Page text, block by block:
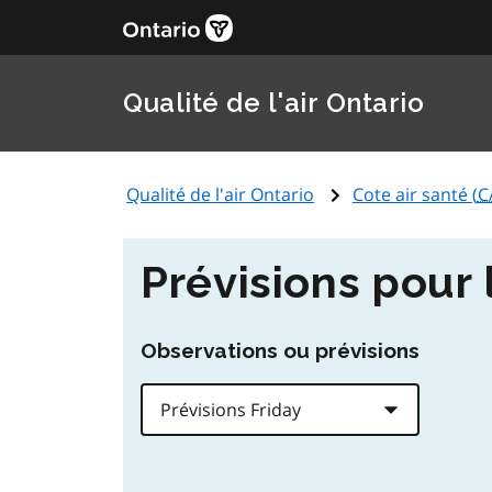
Qualité de l'air Ontario
Qualité de l'air Ontario Cote air santé (
Prévisions pour
Observations ou prévisions